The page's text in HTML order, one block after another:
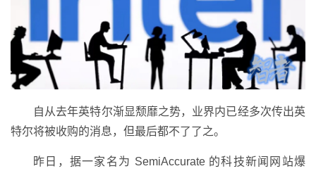
自从去年英特尔渐显颓靡之势，业界内已经多次传出英
特尔将被收购的消息，但最后都不了了之。
昨日，据一家名为 SemiAccurate 的科技新闻网站爆